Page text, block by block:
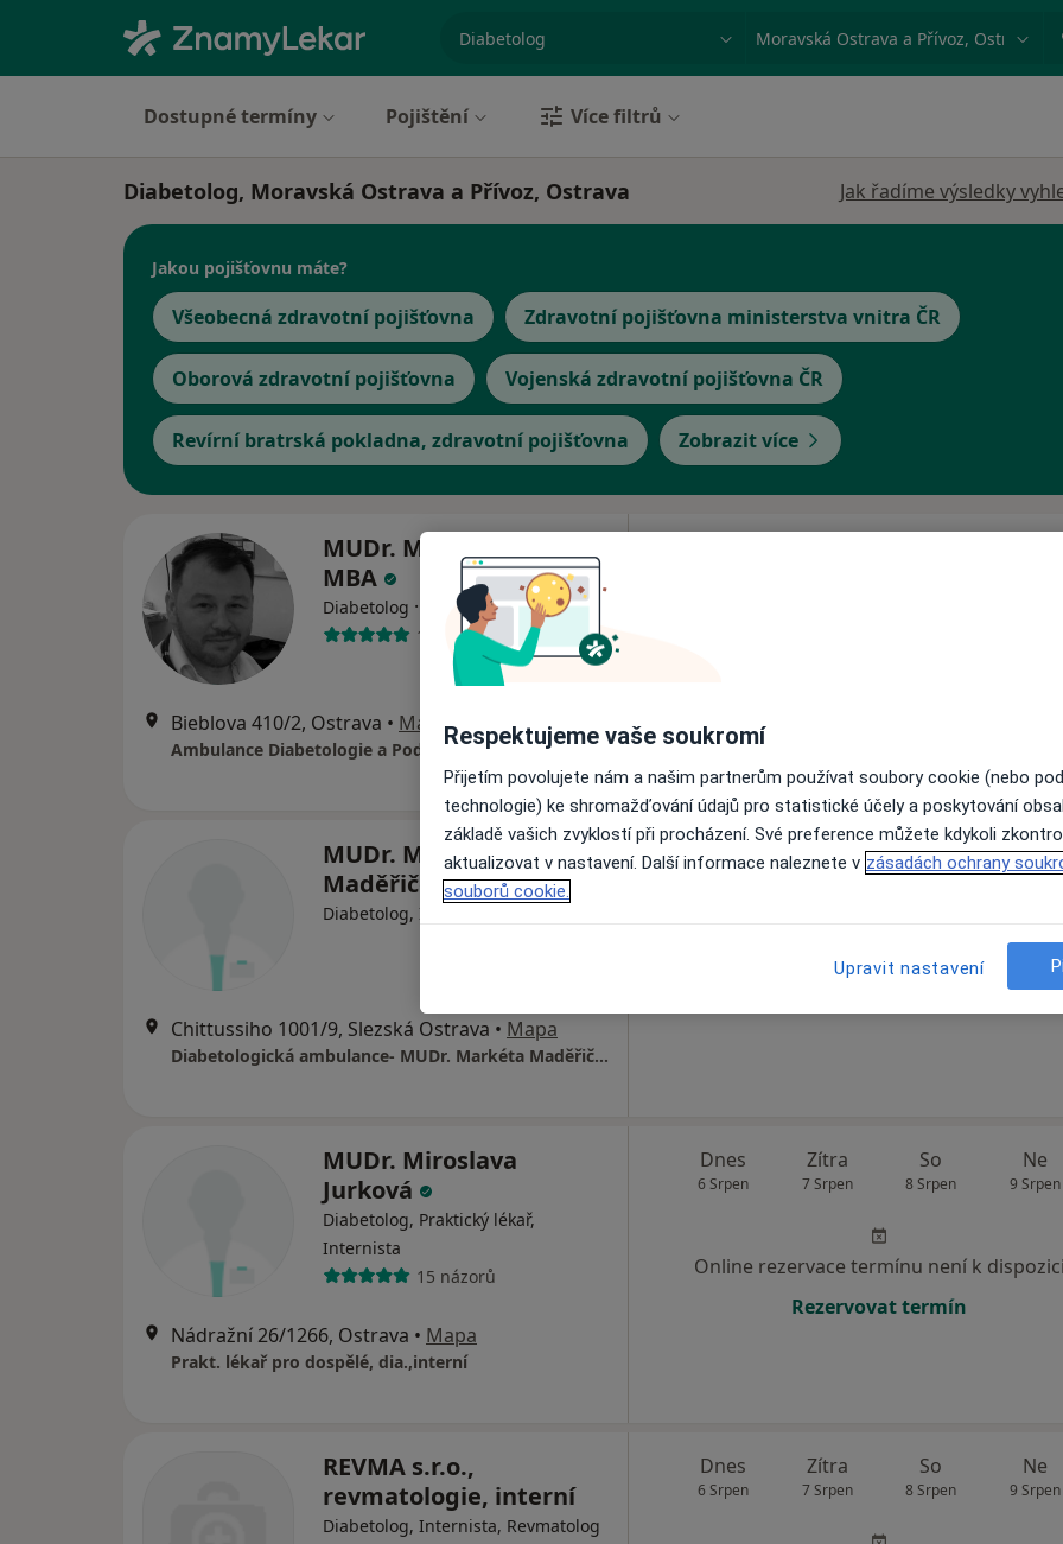
Město nebo region
Dostupné termíny Pojištění Více filtrů
Diabetolog, Moravská Ostrava a Přívoz, Ostrava Jak řadíme výsledky
Jakou pojišťovnu máte?
Všeobecná zdravotní pojišťovna Zdravotní pojišťovna ministerstva vnitra ČR
Oborová zdravotní pojišťovna Vojenská zdravotní pojišťovna ČR
Revírní bratrská pokladna, zdravotní pojišťovna Zobrazit více
MUDr. Miroslav Koliba
MBA
Diabetolog · Více
16 názorů
Bieblova 410/2, Ostrava • Mapa
Ambulance Diabetologie a Podiatrie
MUDr. Markéta
Maděřičová
Diabetolog, Internista
Chittussiho 1001/9, Slezská Ostrava • Mapa
Diabetologická ambulance- MUDr. Markéta Maděřičová
Dnes Zítra So
8 Srpen
Ne
9 Srpen
Online rezervace termínu není k
MUDr. Miroslava
Jurková
Diabetolog, Praktický lékař,
Internista
15 názorů
Nádražní 26/1266, Ostrava • Mapa
Prakt. lékař pro dospělé, dia.,interní
Dnes
6 Srpen
Zítra
7 Srpen
So
8 Srpen
Ne
9 Srpen
Online rezervace termínu není k dispozici
Rezervovat termín
REVMA s.r.o.,
revmatologie, interní
Diabetolog, Internista, Revmatolog
Dnes
6 Srpen
Zítra
7 Srpen
So
8 Srpen
Ne
9 Srpen
Respektujeme vaše soukromí
Přijetím povolujete nám a našim partnerům používat soubory cookie (nebo
technologie) ke shromažďování údajů pro statistické účely a poskytování
základě vašich zvyklostí při procházení. Své preference můžete kdykoli
aktualizovat v nastavení. Další informace naleznete v zásadách ochrany
souborů cookie.
Upravit nastavení